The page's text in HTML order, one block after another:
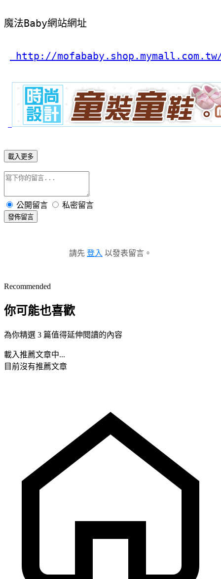
魔法Baby網站網址
http://mofababy.shop.mymall.com.tw/
載入更多
公開留言 私密留言
發佈留言
請先 登入 以發表留言。
Recommended
你可能也喜歡
為你精選 3 篇值得延伸閱讀的內容
載入推薦文章中...
目前沒有推薦文章